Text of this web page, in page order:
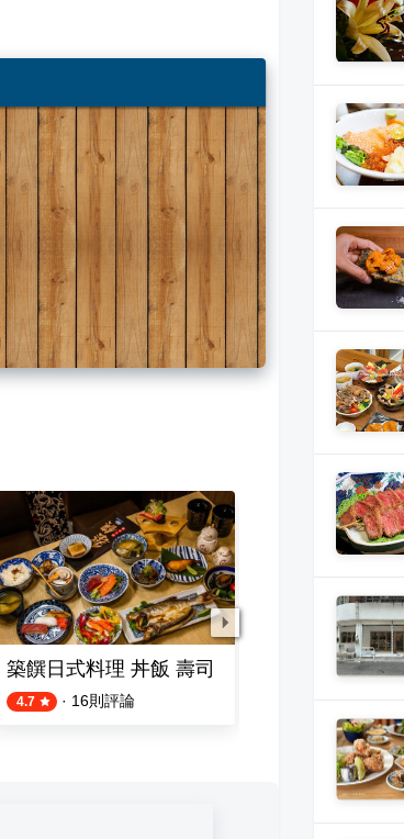
築饌日式料理 丼飯 壽司
4.7 · 16則評論
咕嚕咕嚕家う